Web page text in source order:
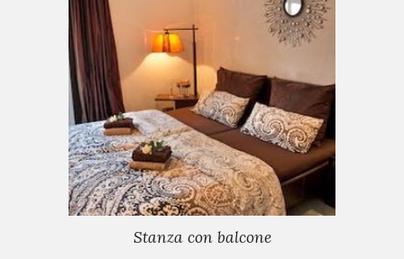
Stanza con balcone